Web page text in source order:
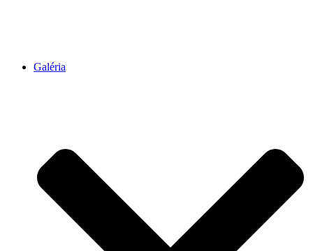
Galéria